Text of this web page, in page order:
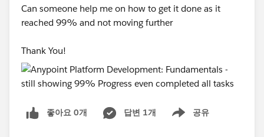
Can someone help me on how to get it done as it
reached 99% and not moving further
Thank You!
좋아요 0개 답변 1개 공유
Show menu